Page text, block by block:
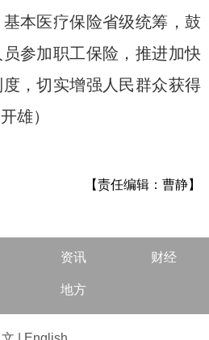
本医疗保险省级统筹，鼓
参加职工保险，推进加快
，切实增强人民群众获得
雄）
【责任编辑：曹静】
资讯 财经
地方